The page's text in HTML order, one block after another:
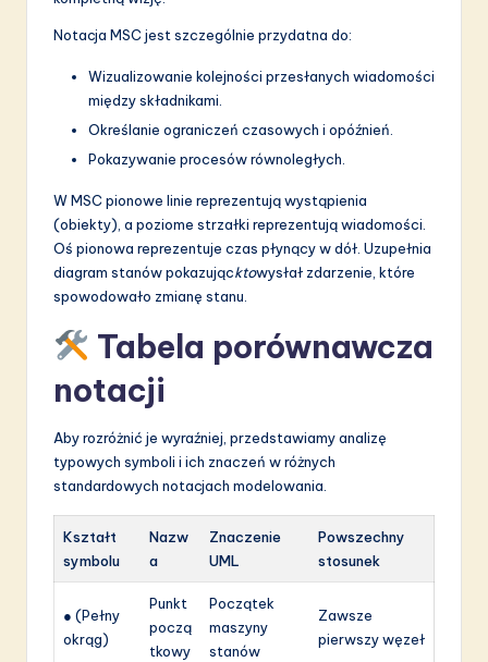
Notacja MSC jest szczególnie przydatna do:
Wizualizowanie kolejności przesłanych wiadomości
między składnikami.
Określanie ograniczeń czasowych i opóźnień.
Pokazywanie procesów równoległych.
W MSC pionowe linie reprezentują wystąpienia
(obiekty), a poziome strzałki reprezentują wiadomości.
Oś pionowa reprezentuje czas płynący w dół. Uzupełnia
diagram stanów pokazującktowysłał zdarzenie, które
spowodowało zmianę stanu.
Tabela porównawcza
notacji
Aby rozróżnić je wyraźniej, przedstawiamy analizę
typowych symboli i ich znaczeń w różnych
standardowych notacjach modelowania.
Kształt
symbolu
Nazw
a
Znaczenie
UML
Powszechny
stosunek
● (Pełny
okrąg)
Punkt
począ
tkowy
Początek
maszyny
stanów
Zawsze
pierwszy węzeł